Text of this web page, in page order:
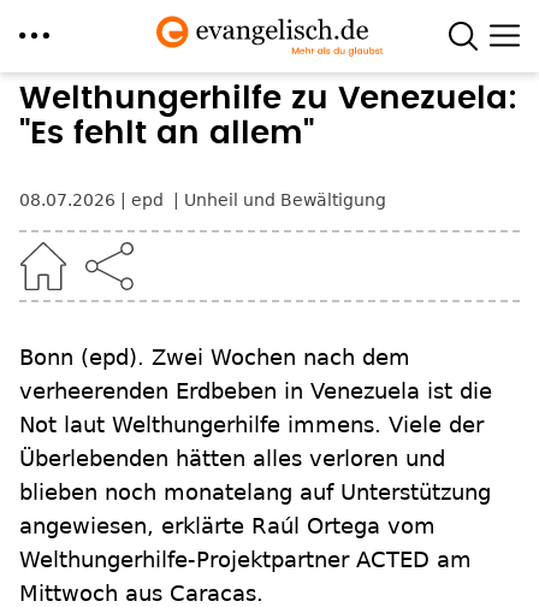
Direkt
zum
Welthungerhilfe zu Venezuela:
"Es fehlt an allem"
08.07.2026 epd Unheil und Bewältigung
Bonn (epd). Zwei Wochen nach dem
verheerenden Erdbeben in Venezuela ist die
Not laut Welthungerhilfe immens. Viele der
Überlebenden hätten alles verloren und
blieben noch monatelang auf Unterstützung
angewiesen, erklärte Raúl Ortega vom
Welthungerhilfe-Projektpartner ACTED am
Mittwoch aus Caracas.